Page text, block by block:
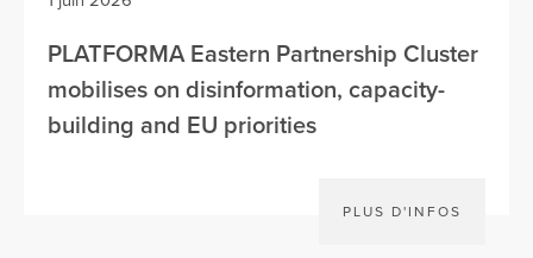
PLATFORMA Eastern Partnership Cluster
mobilises on disinformation, capacity-
building and EU priorities
PLUS D'INFOS